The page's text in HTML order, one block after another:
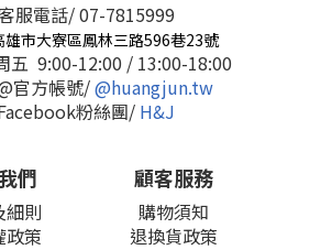
服電話/ 07-7815999
雄市大寮區鳳林三路596巷23號
五 9:00-12:00 / 13:00-18:00
官方帳號/@huangjun.tw
粉絲團/ H&J
們
細則
政策
顧客服務
購物須知
退換貨政策